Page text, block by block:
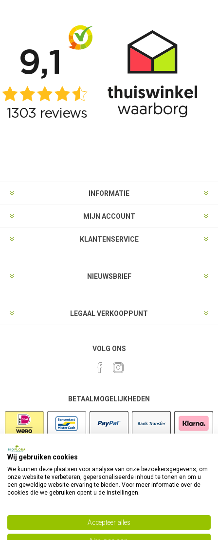
INFORMATIE
MIJN ACCOUNT
KLANTENSERVICE
NIEUWSBRIEF
LEGAAL VERKOOPPUNT
VOLG ONS
BETAALMOGELIJKHEDEN
Wij gebruiken cookies
We kunnen deze plaatsen voor analyse van onze bezoekersgegevens, om
onze website te verbeteren, gepersonaliseerde inhoud te tonen en om u
een geweldige website-ervaring te bieden. Voor meer informatie over de
cookies die we gebruiken opent u de instellingen.
Accepteer alles